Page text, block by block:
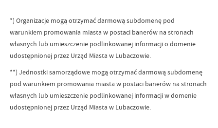
*) Organizacje mogą otrzymać darmową subdomenę pod
warunkiem promowania miasta w postaci banerów na stronach
własnych lub umieszczenie podlinkowanej informacji o domenie
udostępnionej przez Urząd Miasta w Lubaczowie.
**) Jednostki samorządowe mogą otrzymać darmową subdomenę
pod warunkiem promowania miasta w postaci banerów na stronach
własnych lub umieszczenie podlinkowanej informacji w domenie
udostępnionej przez Urząd Miasta w Lubaczowie.